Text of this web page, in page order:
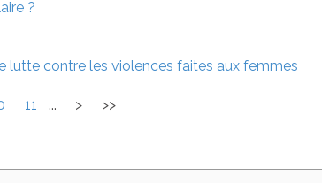
?
lutte contre les violences faites aux femmes
11 ... > >>